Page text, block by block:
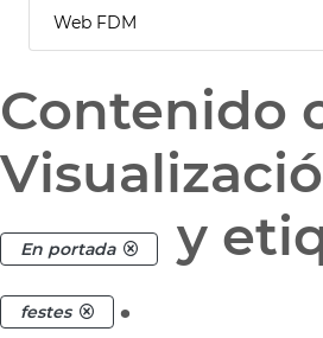
Web FDM
Contenido
En portada y
festes .